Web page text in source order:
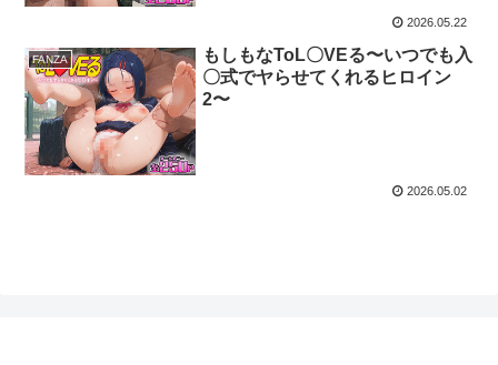
2026.05.22
FANZA
もしもなToL〇VEる〜いつでも入
〇式でヤらせてくれるヒロイン
2〜
2026.05.02